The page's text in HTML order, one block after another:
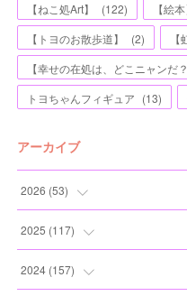
【ねこ処Art】
(122) 【絵本
【トヨのお散歩道】
(2)
【幸せの在処は、どこニャンだ？
トヨちゃんフィギュア (13)
アーカイブ
2026 (53)
(1)
(5)
2025 (117)
(11
2024(157)